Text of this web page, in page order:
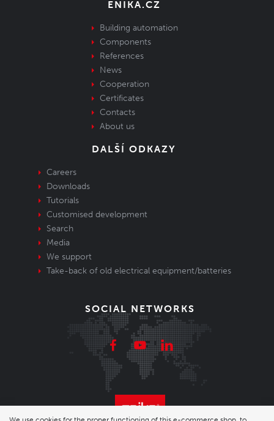
ENIKA.CZ
Building automation
Components
References
News
Cooperation
Certificates
Contacts
About us
DALŠÍ ODKAZY
Careers
Downloads
Tutorials
Customised development
Search
Media
We support
Take-back of old electrical equipment/batteries
SOCIAL NETWORKS